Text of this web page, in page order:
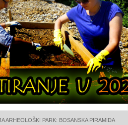
ARHEOLOŠKI PARK: BOSANSKA PIRAMIDA